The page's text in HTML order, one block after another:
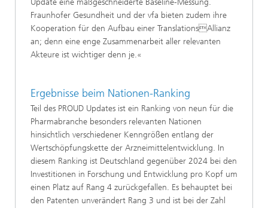
Fraunhofer Gesundheit und der vfa bieten zudem ihre
Kooperation für den Aufbau einer TranslationsAllianz
an; denn eine enge Zusammenarbeit aller relevanten
Akteure ist wichtiger denn je.«
Ergebnisse beim Nationen-Ranking
Teil des PROUD Updates ist ein Ranking von neun für die
Pharmabranche besonders relevanten Nationen
hinsichtlich verschiedener Kenngrößen entlang der
Wertschöpfungskette der Arzneimittelentwicklung. In
diesem Ranking ist Deutschland gegenüber 2024 bei den
Investitionen in Forschung und Entwicklung pro Kopf um
einen Platz auf Rang 4 zurückgefallen. Es behauptet bei
den Patenten unverändert Rang 3 und ist bei der Zahl